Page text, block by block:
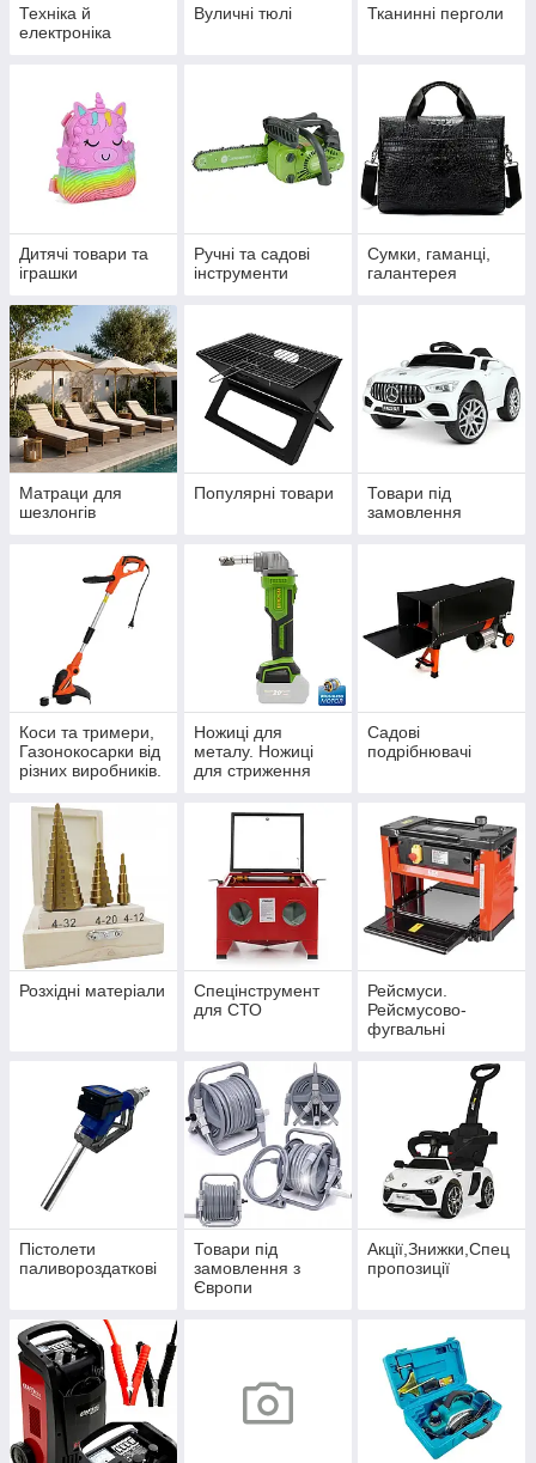
Техніка й
електроніка
Вуличні тюлі Тканинні перголи
Дитячі товари та
іграшки
Ручні та садові
інструменти
Сумки, гаманці,
галантерея
Матраци для
шезлонгів
Популярні товари
Товари під
замовлення
Коси та тримери,
Газонокосарки від
різних виробників.
Ножиці для
металу. Ножиці
для стриження
виробників.
Садові
подрібнювачі
Розхідні матеріали
Спецінструмент
для СТО
Рейсмуси.
Рейсмусово-
фугвальні
ресусів. Рейсмуси
Пістолети
паливороздаткові
Товари під
замовлення з
Європи
Акції,Знижки,Спец
пропозиції